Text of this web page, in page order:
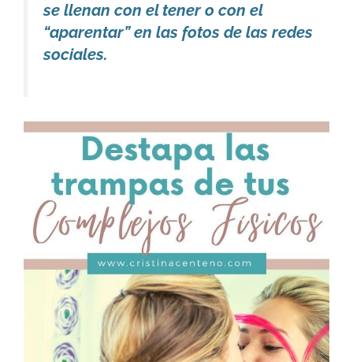
se llenan con el tener o con el
“aparentar” en las fotos de las redes
sociales.